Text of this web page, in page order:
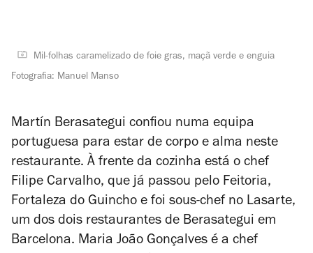
Mil-folhas caramelizado de foie gras, maçã verde e enguia
Fotografia: Manuel Manso
Martín Berasategui confiou numa equipa
portuguesa para estar de corpo e alma neste
restaurante. À frente da cozinha está o chef
Filipe Carvalho, que já passou pelo Feitoria,
Fortaleza do Guincho e foi sous-chef no Lasarte,
um dos dois restaurantes de Berasategui em
Barcelona. Maria João Gonçalves é a chef